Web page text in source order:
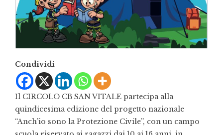
Condividi
Il CIRCOLO CB SAN VITALE partecipa alla
quindicesima edizione del progetto nazionale
“Anch’io sono la Protezione Civile”, con un campo